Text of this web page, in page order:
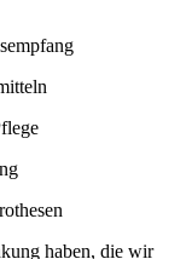
haben, die wir